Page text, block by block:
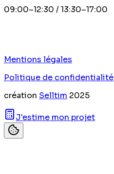
09:00–12:30 / 13:30–17:00
Mentions légales
Politique de confidentialité
création Selltim 2025
J'estime mon projet